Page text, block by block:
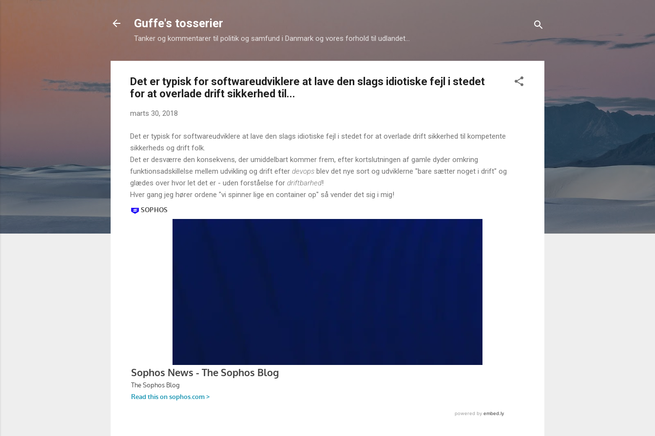
Guffe's tosserier
Tanker og kommentarer til politik og samfund i Danmark og vores forhold til udlandet...
Det er typisk for softwareudviklere at lave den slags idiotiske fejl i stedet
for at overlade drift sikkerhed til...
marts 30, 2018
Det er typisk for softwareudviklere at lave den slags idiotiske fejl i stedet for at overlade drift sikkerhed til kompetente
sikkerheds og drift folk.
Det er desværre den konsekvens, der umiddelbart kommer frem, efter kortslutningen af gamle dyder omkring
funktionsadskillelse mellem udvikling og drift efter devops blev det nye sort og udviklerne "bare sætter noget i drift" og
glædes over hvor let det er - uden forståelse for driftbarhed!
Hver gang jeg hører ordene "vi spinner lige en container op" så vender det sig i mig!